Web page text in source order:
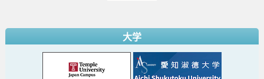
大学